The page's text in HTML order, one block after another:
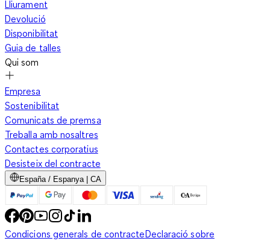
Lliurament
Devolució
Disponibilitat
Guia de talles
Qui som
Empresa
Sostenibilitat
Comunicats de premsa
Treballa amb nosaltres
Contactes corporatius
Desisteix del contracte
España / Espanya | CA
Condicions generals de contracteDeclaració sobre